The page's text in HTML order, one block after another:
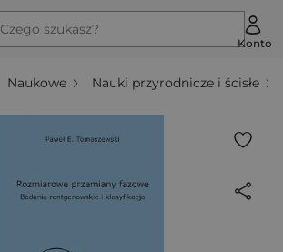
Czego szukasz?
Konto
Naukowe Nauki przyrodnicze i ścisłe